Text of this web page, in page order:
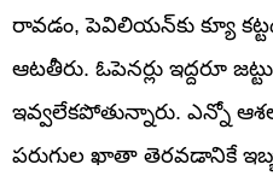
రావడం, పెవిలియన్‌కు క్యూ
ఆటతీరు. ఓపెనర్లు ఇద్దరూ
ఇవ్వలేకపోతున్నారు. ఎన్నో
పరుగుల ఖాతా తెరవడానికే